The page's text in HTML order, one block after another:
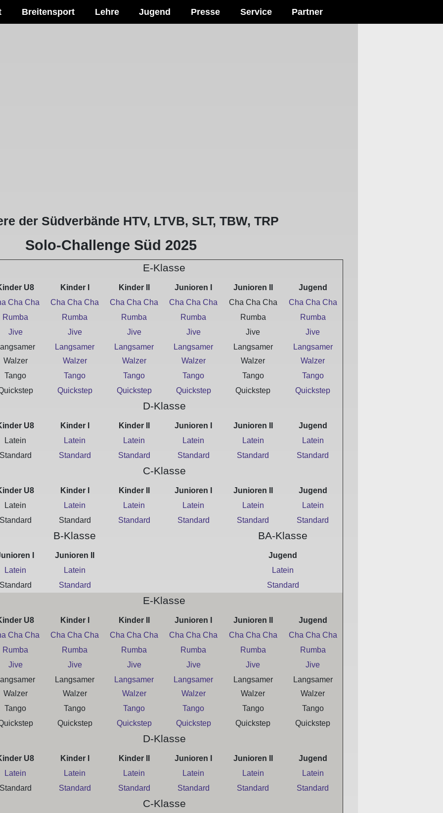
Breitensport Lehre Jugend Presse Service Partner
der Südverbände HTV, LTVB, SLT, TBW, TRP
Solo-Challenge Süd 2025
E-Klasse
U8 Kinder I Kinder II Junioren I Junioren II
Jugend
Cha Cha
Cha Cha Cha Cha Cha Cha Cha Cha Cha Cha Cha Cha
Cha Cha Cha
Rumba
Rumba Rumba Rumba Rumba
Rumba
Jive
Jive Jive Jive Jive
Jive
Walzer
Langsamer
Walzer
Langsamer
Walzer
Langsamer
Walzer
Langsamer
Walzer
Langsamer
Walzer
Tango
Tango Tango Tango Tango
Tango
Quickstep Quickstep Quickstep Quickstep Quickstep
D-Klasse
U8 Kinder I Kinder II Junioren I Junioren II
Jugend
Latein
Latein Latein Latein Latein
Latein
Standard Standard Standard Standard Standard
C-Klasse
U8 Kinder I Kinder II Junioren I Junioren II
Jugend
Latein
Latein Latein Latein Latein
Latein
Standard Standard Standard Standard Standard
B-Klasse BA-Klasse
I Junioren II
Jugend
Latein
Latein
Latein
Standard Standard
E-Klasse
U8 Kinder I Kinder II Junioren I Junioren II
Jugend
Cha Cha
Cha Cha Cha Cha Cha Cha Cha Cha Cha Cha Cha Cha
Cha Cha Cha
Rumba
Rumba Rumba Rumba Rumba
Rumba
Jive
Jive Jive Jive Jive
Jive
Walzer
Langsamer
Walzer
Langsamer
Walzer
Langsamer
Walzer
Langsamer
Walzer
Langsamer
Walzer
Tango
Tango Tango Tango Tango
Tango
Quickstep Quickstep Quickstep Quickstep Quickstep
D-Klasse
U8 Kinder I Kinder II Junioren I Junioren II
Jugend
Latein
Latein Latein Latein Latein
Latein
Standard Standard Standard Standard Standard
C-Klasse